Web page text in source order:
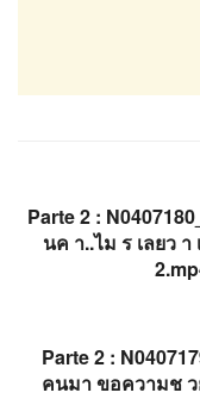
Parte 2 :
นค า..ไม ร เลยว
Parte 2 :
คนมา ขอความช ว